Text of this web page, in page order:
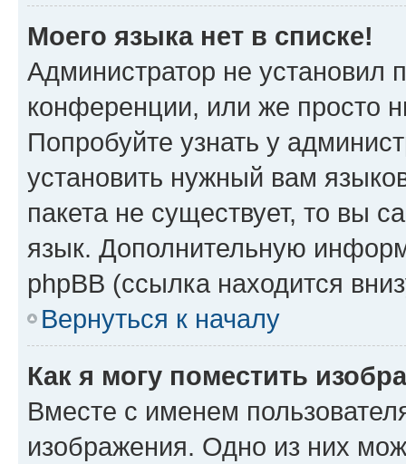
Моего языка нет в списке!
Администратор не установил
конференции, или же просто
Попробуйте узнать у
установить нужный вам
пакета не существует, то вы
язык. Дополнительную
phpBB (ссылка находится
Вернуться к началу
Как я могу поместить
Вместе с именем
изображения. Одно из них